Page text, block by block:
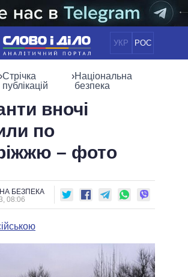
УКР РОС
НОВИНИ
ПОЛІТИКА
СВІТ
ПОЛIТИКИ
РАДА
ІНФОГРАФІКА
ВІДЕО
ПІДТРИМАТИ
ПОРІВНЯННЯ ПОЛІТИКІВ
›Стрічка
публікацій
›Національна
безпека
вночі
по
– фото
БЕЗПЕКА
08:06